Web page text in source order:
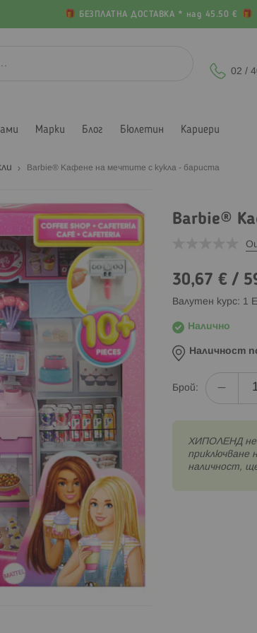
БЕЗПЛАТНА ДОСТАВКА * над 45.50 €
02 /
Марки Блог Бюлетин Кариери
Barbie® Кафене на мечтите с кукла - бариста
Barbie®
30,67 €/
Валутен курс: 1
Налично
Наличност
Брой:
XИПОЛЕНД не
приключване
наличност,